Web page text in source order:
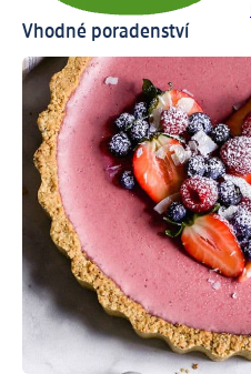
Vhodné poradenství